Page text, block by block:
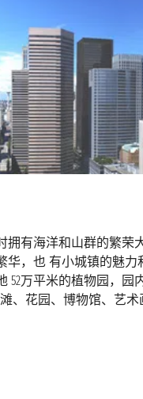
有海洋和山群的繁荣
，也 有小城镇的魅
52万平米的植物园，
、花园、博物馆、艺术